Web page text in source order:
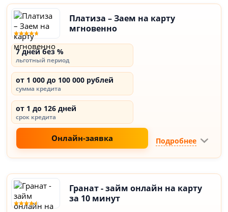
Платиза – Заем на карту
мгновенно
7 дней без %
льготный период
от 1 000 до 100 000 рублей
сумма кредита
от 1 до 126 дней
срок кредита
Онлайн-заявка Подробнее
Гранат - займ онлайн на карту
за 10 минут